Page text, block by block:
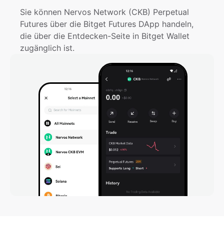
Sie können Nervos Network (CKB) Perpetual
Futures über die Bitget Futures DApp handeln,
die über die Entdecken-Seite in Bitget Wallet
zugänglich ist.